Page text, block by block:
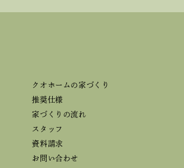
クオホームの家づくり
推奨仕様
家づくりの流れ
スタッフ
資料請求
お問い合わせ